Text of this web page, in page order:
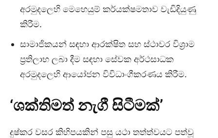
අරමුදලෙහි මෙහෙයුම් කර්යක්ෂමතාව වැඩිදියුණු
කිරීම.
සාමාජිකයන් සඳහා ආරක්ෂිත සහ ස්ථාවර විශ්‍රාම
ප්‍රතිලාභ ලබා දීම සඳහා සේවක අර්ථසාධක
අරමුදලෙහි ආයෝජන විවිධාංගීකරණය කිරීම.
‘ශක්තිමත් නැගී සිටීමක්’
දුෂ්කර වසර කිහිපයකින් පසු යථා තත්ත්වයට පත්වූ